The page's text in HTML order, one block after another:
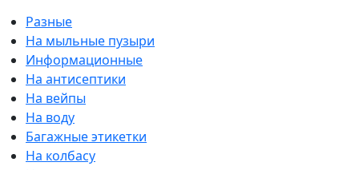
Разные
На мыльные пузыри
Информационные
На антисептики
На вейпы
На воду
Багажные этикетки
На колбасу